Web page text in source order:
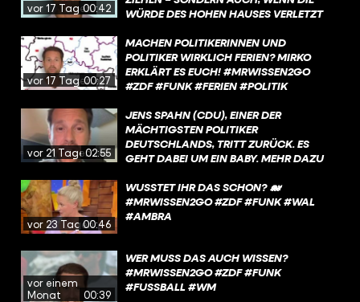
vor 17 Tagen00:42
WÜRDE DES HOHEN HAUSES VERLETZT
vor 17 Tagen00:27
MACHEN POLITIKERINNEN UND
POLITIKER WIRKLICH FERIEN? MIRKO
ERKLÄRT ES EUCH! #MRWISSEN2GO
#ZDF #FUNK #FERIEN #POLITIK
vor 21 Tagen02:55
JENS SPAHN (CDU), EINER DER
MÄCHTIGSTEN POLITIKER
DEUTSCHLANDS, TRITT ZURÜCK. ES
GEHT DABEI UM EIN BABY. MEHR DAZU
vor 23 Tagen00:46
WUSSTET IHR DAS SCHON? 🐋
#MRWISSEN2GO #ZDF #FUNK #WAL
#AMBRA
vor einem
Monat
00:39
WER MUSS DAS AUCH WISSEN?
#MRWISSEN2GO #ZDF #FUNK
#FUSSBALL #WM